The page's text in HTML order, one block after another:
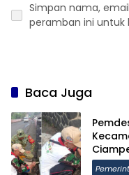
Simpan nama,
peramban ini untuk
Baca Juga
HUT RI